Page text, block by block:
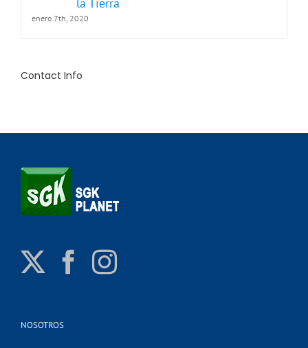
enero 7th, 2020
Contact Info
NOSOTROS